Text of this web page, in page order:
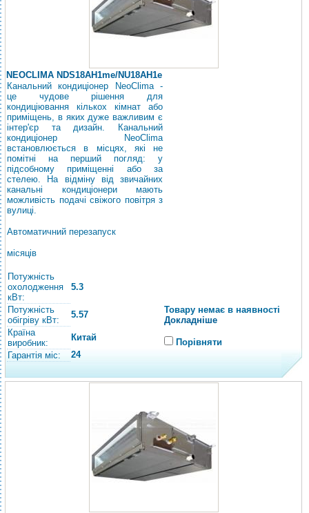
NEOCLIMA NDS18AH1me/NU18AH1e
Канальний кондиціонер NeoClima -
це чудове рішення для
кондиціювання кількох кімнат або
приміщень, в яких дуже важливим є
інтер'єр та дизайн. Канальний
кондиціонер NeoClima
встановлюється в місцях, які не
помітні на перший погляд: у
підсобному приміщенні або за
стелею. На відміну від звичайних
канальні кондиціонери мають
можливість подачі свіжого повітря з
вулиці.
Автоматичний перезапуск
місяців
Потужність
охолодження
кВт:
5.3
Потужність
обігріву кВт:
5.57
Країна
виробник:
Китай
Гарантія міс:
24
Товару немає в наявності
Докладніше
Порівняти